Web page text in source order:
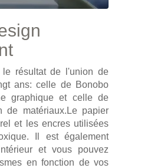
résultat de l'union de
ans: celle de Bonobo
graphique et celle de
de matériaux.Le papier
et les encres utilisées
Il est également
et vous pouvez
en fonction de vos